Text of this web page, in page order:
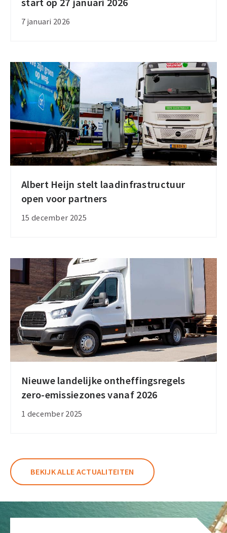
start op 27 januari 2026
7 januari 2026
nieuwe
AanZET-
op
27
januari
2026
Albert Heijn stelt laadinfrastructuur
open voor partners
15 december 2025
Albert
Heijn
stelt
voor
partners
Nieuwe landelijke ontheffingsregels
zero-emissiezones vanaf 2026
1 december 2025
Nieuwe
landelijke
ontheffingsregels
BEKIJK ALLE ACTUALITEITEN